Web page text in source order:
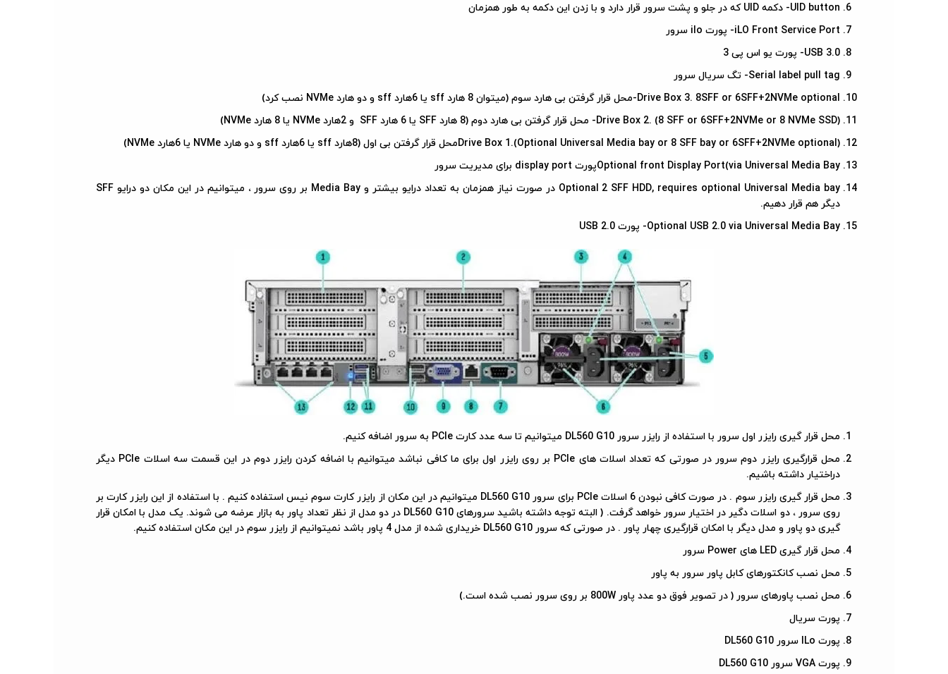
UID button- دکمه UID که در جلو و پشت سرور قرار دارد و با زدن این دکمه به طور همزمان
iLO Front Service Port- پورت ilo سرور
USB 3.0- پورت یو اس پی 3
Serial label pull tag- تگ سریال سرور
Drive Box 3. 8SFF or 6SFF+2NVMe optional-محل قرار گرفتن بی هارد سوم (میتوان 8 هارد sff یا 6هارد sff و دو هارد NVMe نصب کرد)
Drive Box 2. (8 SFF or 6SFF+2NVMe or 8 NVMe SSD)- محل قرار گرفتن بی هارد دوم (8 هارد SFF یا 6 هارد SFF و 2هارد NVMe یا 8 هارد NVMe)
Drive Box 1.(Optional Universal Media bay or 8 SFF bay or 6SFF+2NVMe optional)محل قرار گرفتن بی اول (8هارد sff یا 6هارد sff و دو هارد NVMe یا 6هارد NVMe)
Optional front Display Port(via Universal Media Bayپورت display port برای مدیریت سرور
Optional 2 SFF HDD, requires optional Universal Media bay در صورت نیاز همزمان به تعداد درایو بیشتر و Media Bay بر روی سرور ، میتوانیم در این مکان دو درایو SFF
دیگر هم قرار دهیم.
Optional USB 2.0 via Universal Media Bay- پورت USB 2.0
محل قرار گیری رایزر اول سرور با استفاده از رایزر سرور DL560 G10 میتوانیم تا سه عدد کارت PCIe به سرور اضافه کنیم.
محل قرارگیری رایزر دوم سرور در صورتی که تعداد اسلات های PCIe بر روی رایزر اول برای ما کافی نباشد میتوانیم با اضافه کردن رایزر دوم در این قسمت سه اسلات PCIe دیگر
دراختیار داشته باشیم.
محل قرار گیری رایزر سوم . در صورت کافی نبودن 6 اسلات PCIe برای سرور DL560 G10 میتوانیم در این مکان از رایزر کارت سوم نیس استفاده کنیم . با استفاده از این رایزر کارت بر
روی سرور ، دو اسلات دگیر در اختیار سرور خواهد گرفت. ( البته توجه داشته باشید سرورهای DL560 G10 در دو مدل از نظر تعداد پاور به بازار عرضه می شوند. یک مدل با امکان قرار
گیری دو پاور و مدل دیگر با امکان قرارگیری چهار پاور . در صورتی که سرور DL560 G10 خریداری شده از مدل 4 پاور باشد نمیتوانیم از رایزر سوم در این مکان استفاده کنیم.
محل قرار گیری LED های Power سرور
محل نصب کانکتورهای کابل پاور سرور به پاور
محل نصب پاورهای سرور ( در تصویر فوق دو عدد پاور 800W بر روی سرور نصب شده است.)
پورت سریال
پورت ILo سرور DL560 G10
پورت VGA سرور DL560 G10